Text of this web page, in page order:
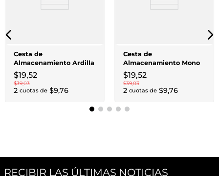
Cesta de
Almacenamiento Ardilla
Vino
$19,52
$39,03
2 cuotas de $9,76
Cesta de
Almacenamiento Mono
Amarillo
$19,52
$39,03
2 cuotas de $9,76
RECIBIR LAS ÚLTIMAS NOTICIAS